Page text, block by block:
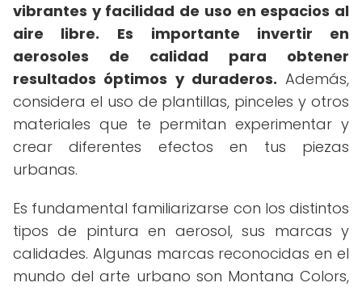
vibrantes y facilidad de uso en espacios al
aire libre.
Es importante invertir en
aerosoles de calidad para obtener
resultados óptimos y duraderos. Además,
considera el uso de plantillas, pinceles y otros
materiales que te permitan experimentar y
crear diferentes efectos en tus piezas
urbanas.
Es fundamental familiarizarse con los distintos
tipos de pintura en aerosol, sus marcas y
calidades. Algunas marcas reconocidas en el
mundo del arte urbano son Montana Colors,